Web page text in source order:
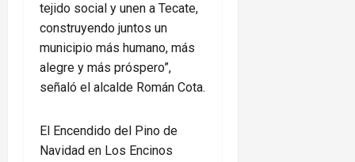
tejido social y unen a Tecate,
construyendo juntos un
municipio más humano, más
alegre y más próspero”,
señaló el alcalde Román Cota.
El Encendido del Pino de
Navidad en Los Encinos